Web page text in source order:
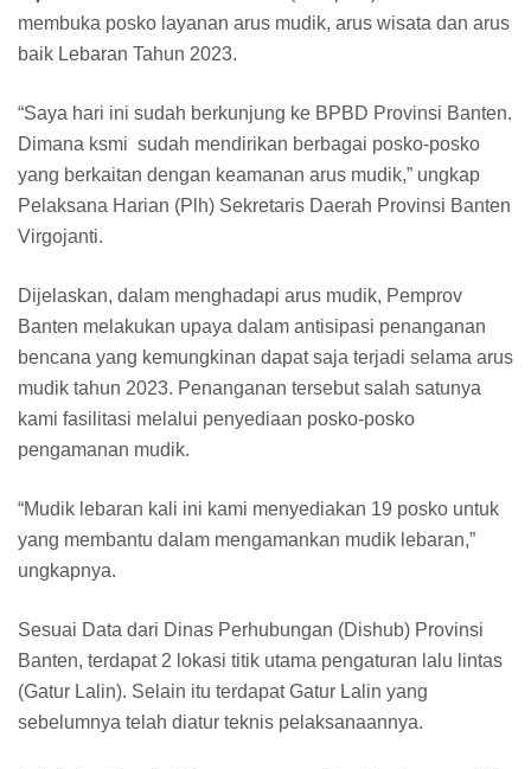
membuka posko layanan arus mudik, arus wisata dan arus
baik Lebaran Tahun 2023.
“Saya hari ini sudah berkunjung ke BPBD Provinsi Banten.
Dimana ksmi sudah mendirikan berbagai posko-posko
yang berkaitan dengan keamanan arus mudik,” ungkap
Pelaksana Harian (Plh) Sekretaris Daerah Provinsi Banten
Virgojanti.
Dijelaskan, dalam menghadapi arus mudik, Pemprov
Banten melakukan upaya dalam antisipasi penanganan
bencana yang kemungkinan dapat saja terjadi selama arus
mudik tahun 2023. Penanganan tersebut salah satunya
kami fasilitasi melalui penyediaan posko-posko
pengamanan mudik.
“Mudik lebaran kali ini kami menyediakan 19 posko untuk
yang membantu dalam mengamankan mudik lebaran,”
ungkapnya.
Sesuai Data dari Dinas Perhubungan (Dishub) Provinsi
Banten, terdapat 2 lokasi titik utama pengaturan lalu lintas
(Gatur Lalin). Selain itu terdapat Gatur Lalin yang
sebelumnya telah diatur teknis pelaksanaannya.